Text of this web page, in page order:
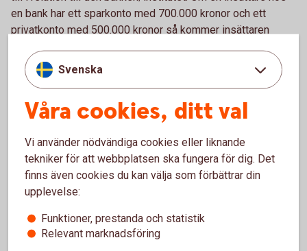
en bank har ett sparkonto med 700.000 kronor och ett
privatkonto med 500.000 kronor så kommer insättaren
gemensamma konton (konton med flera kontohavare) gäller
dock maxvärdet på 1.150.000 kronor för varje insättare.
I vissa fall kan en insättare, som har mer än 1.150.000
tilläggsbelopp ur den statliga insättningsgarantin. Lagen
anger att en insättare kan ha rätt till ett tilläggsbelopp på
upp till 5 miljoner kronor för insättningar som är kopplade
till vissa i lagen angivna livshändelser, exempelvis
försäljning av privatbostad, försäkringsutbetalning,
upphörande av anställning, bodelning, pension, sjukdom,
invaliditet eller dödsfall. När det gäller tilläggsbeloppet
Svenska
Våra cookies, ditt val
Vi använder nödvändiga cookies eller liknande
tekniker för att webbplatsen ska fungera för dig. Det
finns även cookies du kan välja som förbättrar din
upplevelse:
Funktioner, prestanda och statistik
Relevant marknadsföring